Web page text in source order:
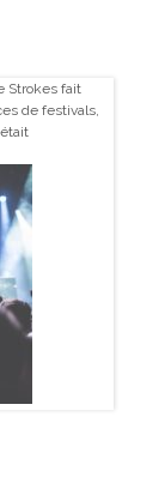
Strokes fait
de festivals,